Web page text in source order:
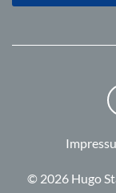
© 2026 Hugo